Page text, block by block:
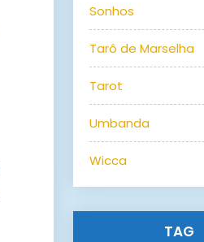
Sonhos
Tarô de Marselha
Tarot
Umbanda
Wicca
TAG